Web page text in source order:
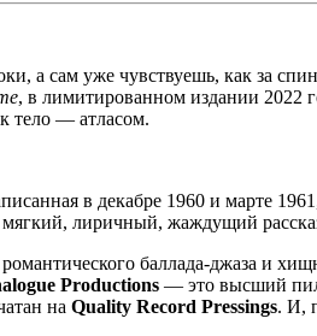
а сам уже чувствуешь, как за
, в лимитированном издании 2022
тело — атласом.
в декабре 1960 и марте
лиричный, жаждущий
баллада-джаза и
Productions — это высший
на Quality Record Pressings. И,